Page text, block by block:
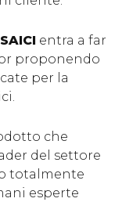
entra a far
proponendo
per la
che
del settore
totalmente
esperte